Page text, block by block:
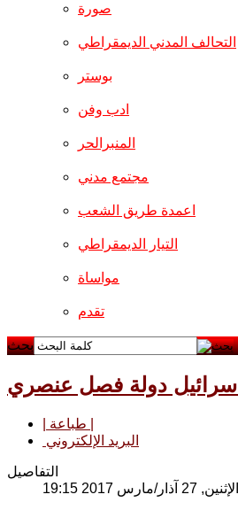
صورة
التحالف المدني الديمقراطي
بوستر
ادب وفن
المنبرالحر
مجتمع مدني
اعمدة طريق الشعب
التيار الديمقراطي
مواساة
تقدم
بحث
اسرائيل دولة فصل عنصري
البريد الإلكتروني
التفاصيل
2017 19:15